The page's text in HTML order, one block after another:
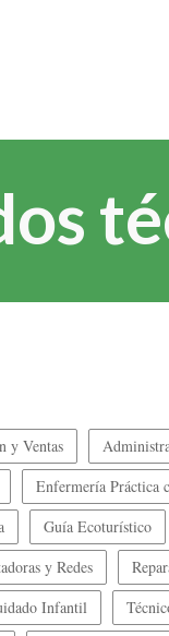
y Ventas
Enfermería Práctica
Guía Ecoturístico
y Redes
Infantil